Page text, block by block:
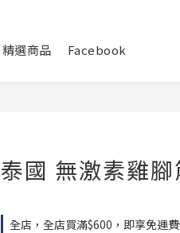
精選商品 Facebook
泰國 無激素雞腳
全店，全店買滿$600，即享免運